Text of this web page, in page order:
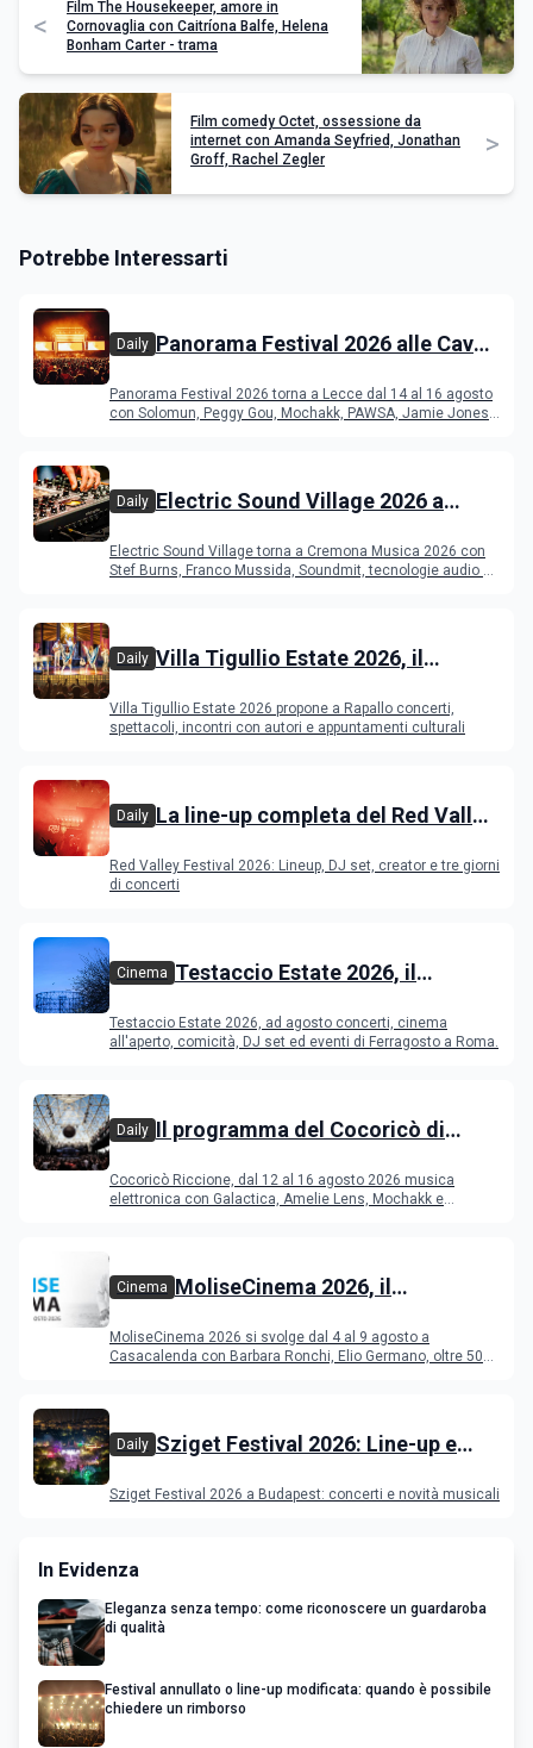
<
Film The Housekeeper, amore in
Cornovaglia con Caitríona Balfe, Helena
Bonham Carter - trama
Film comedy Octet, ossessione da
internet con Amanda Seyfried, Jonathan
Groff, Rachel Zegler
>
Potrebbe Interessarti
Daily Panorama Festival 2026 alle Cave
programma
Panorama Festival 2026 torna a Lecce dal 14 al 16 agosto
con Solomun, Peggy Gou, Mochakk, PAWSA, Jamie Jones
Daily Electric Sound Village 2026 a
Young Band Contest, il programma
Electric Sound Village torna a Cremona Musica 2026 con
Stef Burns, Franco Mussida, Soundmit, tecnologie audio e
Daily Villa Tigullio Estate 2026, il
Villa Tigullio Estate 2026 propone a Rapallo concerti,
spettacoli, incontri con autori e appuntamenti culturali
Daily La line-up completa del Red Valley
Red Valley Festival 2026: Lineup, DJ set, creator e tre giorni
di concerti
Cinema Testaccio Estate 2026, il
Ferragosto
Testaccio Estate 2026, ad agosto concerti, cinema
all'aperto, comicità, DJ set ed eventi di Ferragosto a Roma.
Daily Il programma del Cocoricò di
Cocoricò Riccione, dal 12 al 16 agosto 2026 musica
elettronica con Galactica, Amelie Lens, Mochakk e
Cinema MoliseCinema 2026, il
MoliseCinema 2026 si svolge dal 4 al 9 agosto a
Casacalenda con Barbara Ronchi, Elio Germano, oltre 50
Daily Sziget Festival 2026: Line-up e
Sziget Festival 2026 a Budapest: concerti e novità musicali
In Evidenza
Eleganza senza tempo: come riconoscere un guardaroba
di qualità
Festival annullato o line-up modificata: quando è possibile
chiedere un rimborso